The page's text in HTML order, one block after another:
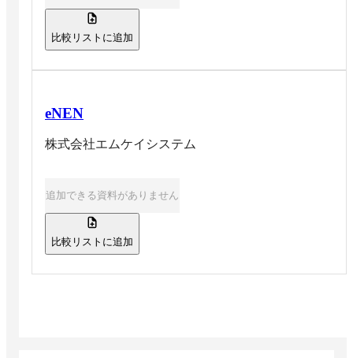
比較リストに追加
eNEN
株式会社エムケイシステム
追加できる資料がありません
比較リストに追加